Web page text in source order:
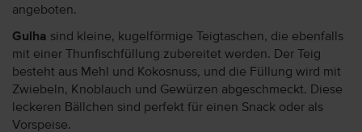
angeboten.
Gulha sind kleine, kugelförmige Teigtaschen, die ebenfalls
mit einer Thunfischfüllung zubereitet werden. Der Teig
besteht aus Mehl und Kokosnuss, und die Füllung wird mit
Zwiebeln, Knoblauch und Gewürzen abgeschmeckt. Diese
leckeren Bällchen sind perfekt für einen Snack oder als
Vorspeise.